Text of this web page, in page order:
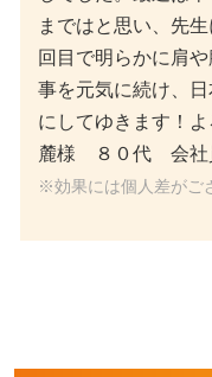
回目で明らかに肩
事を元気に続け、
にしてゆきます！
※効果には個人差がご